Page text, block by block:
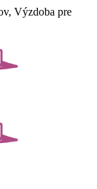
Výzdoba pre